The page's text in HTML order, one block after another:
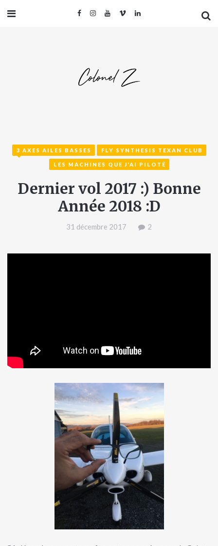
3 AXES AILES BASSES FLY SYNTHESIS TEXAN CLUB
LES MACHINES QUE J'AI PILOTÉ
Dernier vol 2017 :) Bonne
Année 2018 :D
31 décembre 2017 2